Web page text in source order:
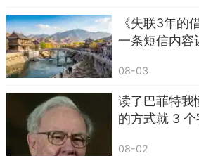
银行卡和验证码。
五、冒充公安、法院、违章罚款
信，立刻删除
这类短信最吓人，专门利用
话术一般是：
《失联3年的
一条短信内容
08-03
读了巴菲特我
的方式就 3
08-02